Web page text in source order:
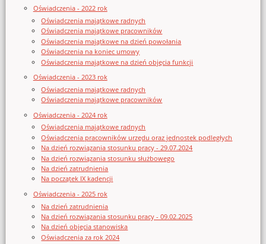
Oświadczenia - 2022 rok
Oświadczenia majątkowe radnych
Oświadczenia majątkowe pracowników
Oświadczenia majątkowe na dzień powołania
Oświadczenia na koniec umowy
Oświadczenia majątkowe na dzień objęcia funkcji
Oświadczenia - 2023 rok
Oświadczenia majątkowe radnych
Oświadczenia majątkowe pracowników
Oświadczenia - 2024 rok
Oświadczenia majątkowe radnych
Oświadczenia pracowników urzędu oraz jednostek podległych
Na dzień rozwiązania stosunku pracy - 29.07.2024
Na dzień rozwiązania stosunku służbowego
Na dzień zatrudnienia
Na początek IX kadencji
Oświadczenia - 2025 rok
Na dzień zatrudnienia
Na dzień rozwiązania stosunku pracy - 09.02.2025
Na dzień objęcia stanowiska
Oświadczenia za rok 2024